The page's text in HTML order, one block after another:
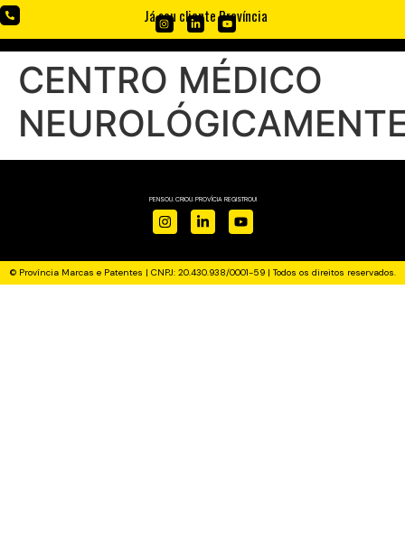
Já sou cliente Província
CENTRO MÉDICO
PENSOU. CRIOU. PROVÍCIA REGISTROU!
© Província Marcas e Patentes | CNPJ: 20.430.938/0001-59 | Todos os direitos reservados.